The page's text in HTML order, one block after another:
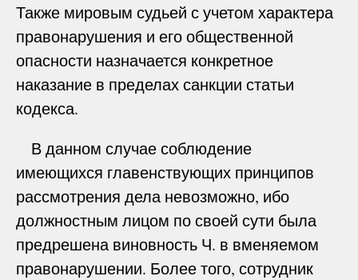
Также мировым судьей с учетом характера
правонарушения и его общественной
опасности назначается конкретное
наказание в пределах санкции статьи
кодекса.
В данном случае соблюдение
имеющихся главенствующих принципов
рассмотрения дела невозможно, ибо
должностным лицом по своей сути была
предрешена виновность Ч. в вменяемом
правонарушении. Более того, сотрудник